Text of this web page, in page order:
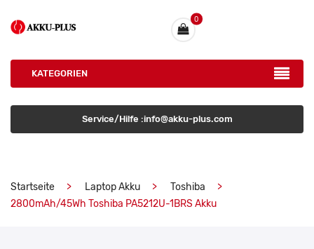
0
KATEGORIEN
Service/Hilfe :info@akku-plus.com
Startseite Laptop Akku
Toshiba
2800mAh/45Wh Toshiba PA5212U-1BRS Akku